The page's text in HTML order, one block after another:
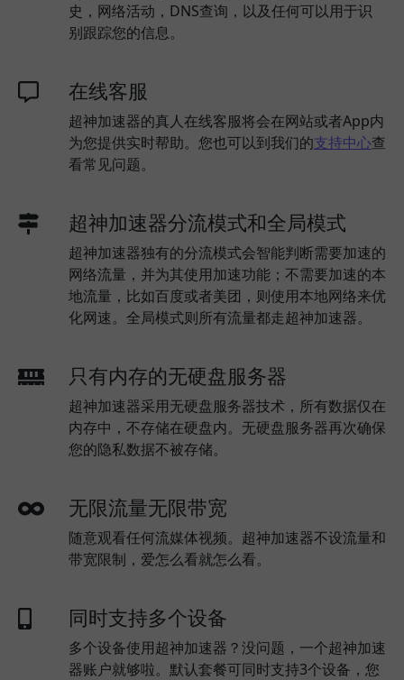
史，网络活动，DNS查询，以及任何可以用于识
别跟踪您的信息。
在线客服
超神加速器的真人在线客服将会在网站或者App内
为您提供实时帮助。您也可以到我们的支持中心查
看常见问题。
超神加速器分流模式和全局模式
超神加速器独有的分流模式会智能判断需要加速的
网络流量，并为其使用加速功能；不需要加速的本
地流量，比如百度或者美团，则使用本地网络来优
化网速。全局模式则所有流量都走超神加速器。
只有内存的无硬盘服务器
超神加速器采用无硬盘服务器技术，所有数据仅在
内存中，不存储在硬盘内。无硬盘服务器再次确保
您的隐私数据不被存储。
无限流量无限带宽
随意观看任何流媒体视频。超神加速器不设流量和
带宽限制，爱怎么看就怎么看。
同时支持多个设备
多个设备使用超神加速器？没问题，一个超神加速
器账户就够啦。默认套餐可同时支持3个设备，您